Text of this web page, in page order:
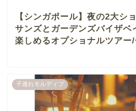
【シンガポール】夜の2大シ
サンズとガーデンズバイザベ
楽しめるオプショナルツアー
子連れモルディブ